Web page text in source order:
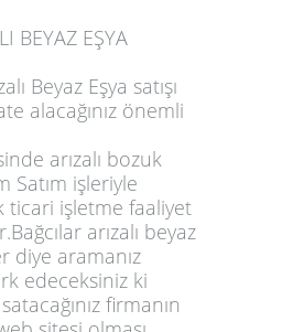
BEYAZ EŞYA
Beyaz Eşya satışı
alacağınız önemli
arızalı bozuk
Satım işleriyle
ticari işletme faaliyet
arızalı beyaz
diye aramanız
edeceksiniz ki
firmanın